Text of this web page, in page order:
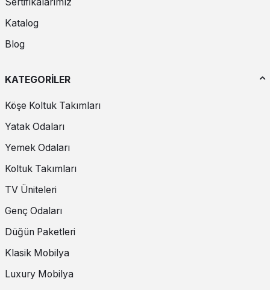
Katalog
Blog
KATEGORİLER
Köşe Koltuk Takımları
Yatak Odaları
Yemek Odaları
Koltuk Takımları
TV Üniteleri
Genç Odaları
Düğün Paketleri
Klasik Mobilya
Luxury Mobilya